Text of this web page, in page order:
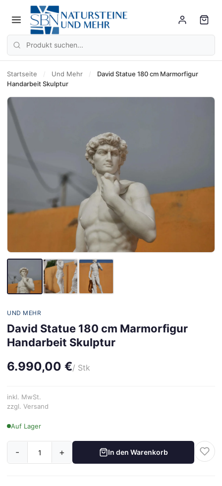
Startseite / Und Mehr /
David Statue 180 cm Marmorfigur
Handarbeit Skulptur
UND MEHR
David Statue 180 cm Marmorfigur
Handarbeit Skulptur
6.990,00 €/ Stk
inkl. MwSt.
zzgl. Versand
Auf Lager
- + In den Warenkorb